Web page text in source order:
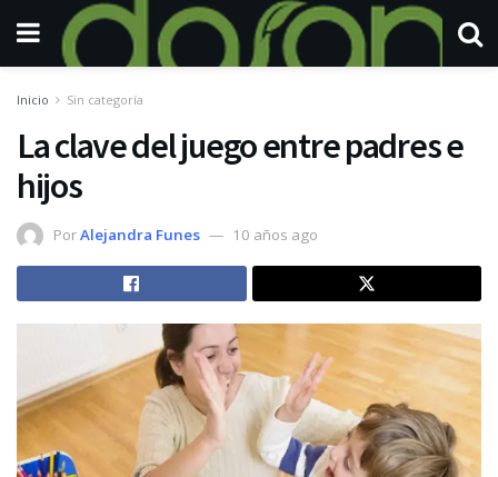
Inicio Sin categoría
La clave del juego entre padres e
hijos
PorAlejandra Funes 10 años ago